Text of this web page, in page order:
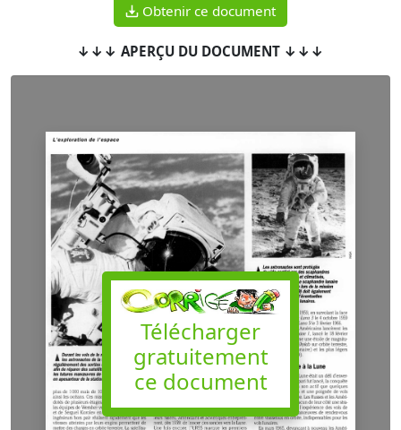
Obtenir ce document
↓↓↓ APERÇU DU DOCUMENT ↓↓↓
Télécharger
gratuitement
ce document